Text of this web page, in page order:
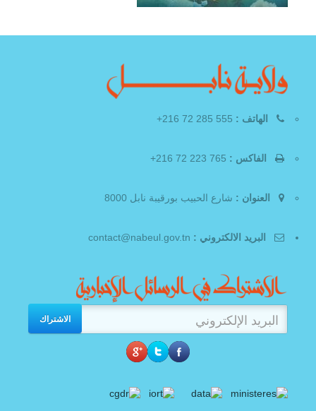
الهاتف :
الفاكس :
العنوان : شارع الحبيب بورقيبة نابل 8000
البريد الالكتروني :
الاشتراك